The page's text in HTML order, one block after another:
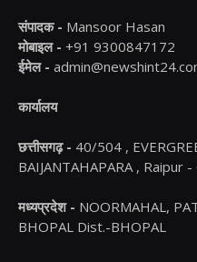
संपादक - Mansoor Hasan
मोबाइल - +91 9300847172
ईमेल -
कार्यालय
छत्तीसगढ़ - 40/504 ,
BAIJANTAHAPARA , Raipur -
मध्यप्रदेश - NOORMAHAL,
BHOPAL Dist.-BHOPAL